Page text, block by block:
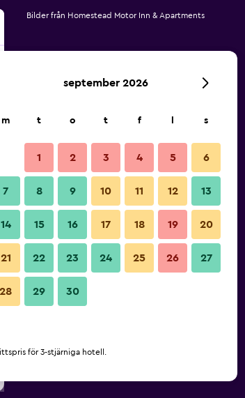
Bilder från Homestead Motor Inn & Apartments
september 2026
m t o t f s
1 2 3 4 5 6
7 8 9 10 11 12 13
14 15 16 17 18 19 20
21 22 23 24 25 26 27
28 29 30
för 3-stjärniga hotell.